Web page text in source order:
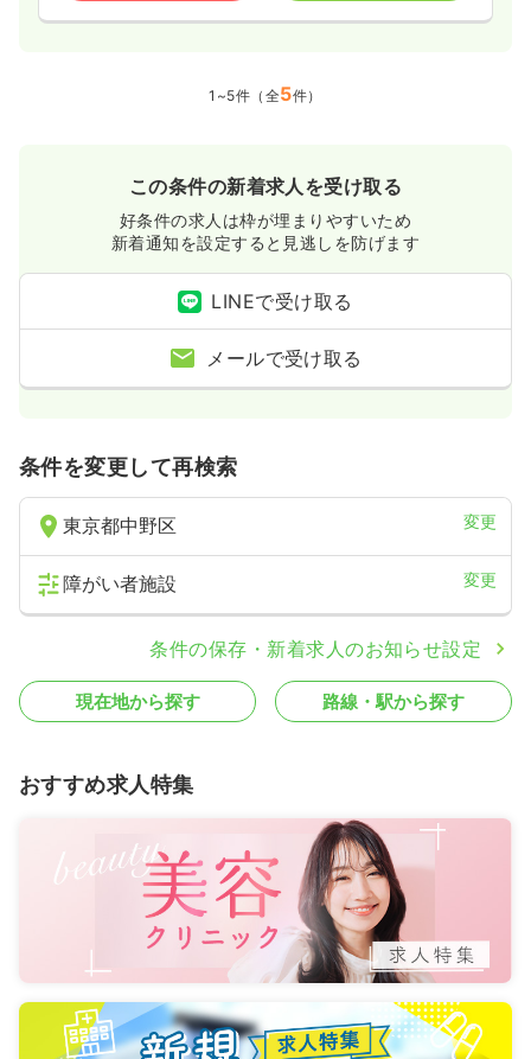
1~5件（全5件）
この条件の新着求人を受け取る
好条件の求人は枠が埋まりやすいため
新着通知を設定すると見逃しを防げます
LINEで受け取る
メールで受け取る
条件を変更して再検索
東京都中野区 変更
障がい者施設 変更
条件の保存・新着求人のお知らせ設定
現在地から探す 路線・駅から探す
おすすめ求人特集